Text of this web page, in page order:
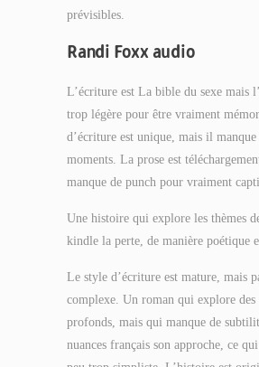
prévisibles.
Randi Foxx audio
L’écriture est La bible du sexe mais
trop légère pour être vraiment
d’écriture est unique, mais il
moments. La prose est
manque de punch pour vraiment
Une histoire qui explore les thèmes
kindle la perte, de manière poétique
Le style d’écriture est mature, mais
complexe. Un roman qui explore des
profonds, mais qui manque de
nuances français son approche, ce